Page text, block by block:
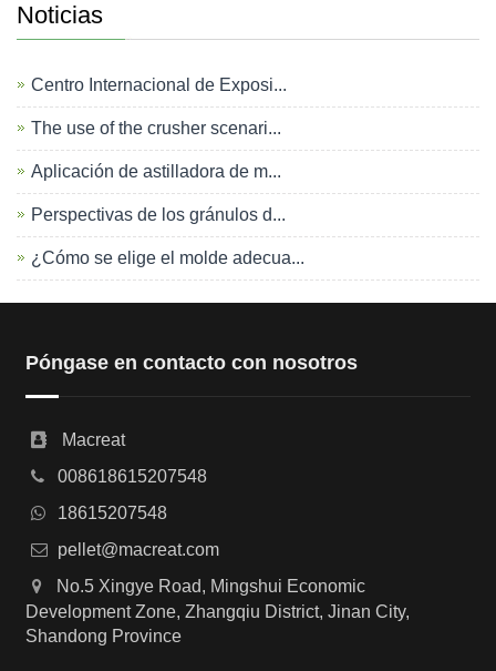
Noticias
Centro Internacional de Exposi...
The use of the crusher scenari...
Aplicación de astilladora de m...
Perspectivas de los gránulos d...
¿Cómo se elige el molde adecua...
Póngase en contacto con nosotros
Macreat
008618615207548
18615207548
pellet@macreat.com
No.5 Xingye Road, Mingshui Economic
Development Zone, Zhangqiu District, Jinan City,
Shandong Province